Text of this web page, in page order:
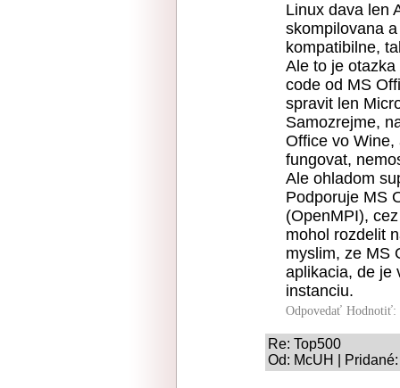
Linux dava len
skompilovana
kompatibilne,
Ale to je
code od MS
spravit len
Samozrejme,
Office vo
fungovat,
Ale ohladom
Podporuje MS
(OpenMPI),
mohol rozdelit
myslim, ze MS
aplikacia, de je
instanciu.
Odpovedať Hodnotiť:
Re: Top500
Od: McUH |